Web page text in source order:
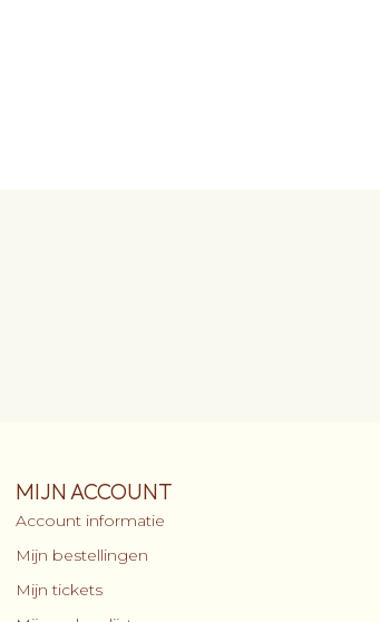
MIJN ACCOUNT
Account informatie
Mijn bestellingen
Mijn tickets